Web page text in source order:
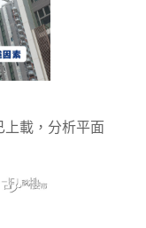
上載，分析平面